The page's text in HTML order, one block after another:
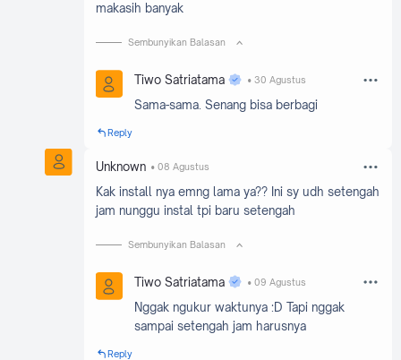
makasih banyak
Sembunyikan Balasan
Tiwo Satriatama 30 Agustus
Sama-sama. Senang bisa berbagi
Reply
Unknown 08 Agustus
Kak install nya emng lama ya?? Ini sy udh setengah
jam nunggu instal tpi baru setengah
Sembunyikan Balasan
Tiwo Satriatama 09 Agustus
Nggak ngukur waktunya :D Tapi nggak
sampai setengah jam harusnya
Reply